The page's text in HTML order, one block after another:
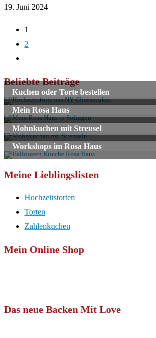
19. Juni 2024
1
2
Seite
Beliebte Beiträge
Kuchen oder Torte bestellen
Mein Rosa Haus
Mohnkuchen mit Streusel
Workshops im Rosa Haus
Meine Lieblingslisten
Hochzeitstorten
Torten
Zahlenkuchen
Mein Online Shop
Das neue Backen Mit Love